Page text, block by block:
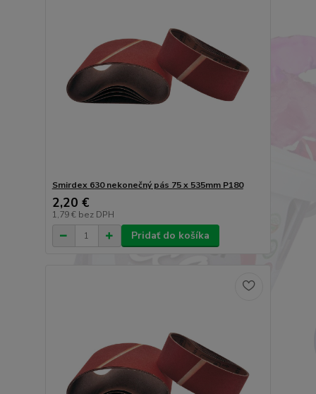
Smirdex 630 nekonečný pás 75 x 535mm P180
2,20 €
1,79 € bez DPH
Pridať do košíka